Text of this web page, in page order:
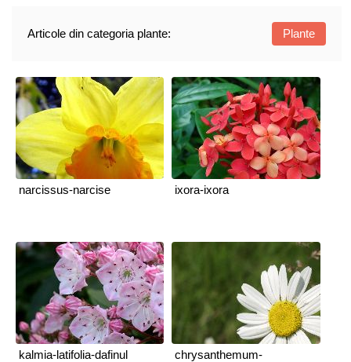
Articole din categoria plante: Plante
narcissus-narcise ixora-ixora
kalmia-latifolia-dafinul
chrysanthemum-